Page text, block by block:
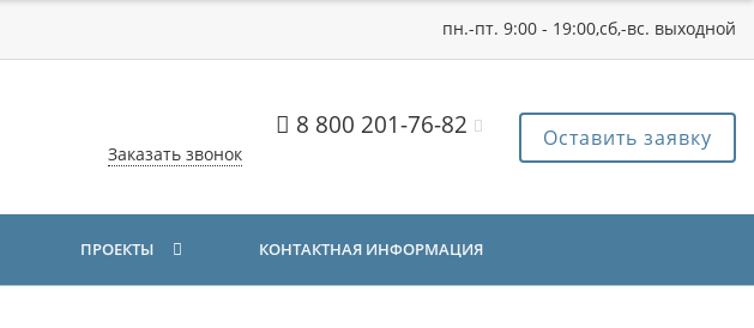
пн.-пт. 9:00 - 19:00,сб,-вс. выходной
8 800 201-76-82
Заказать звонок
Оставить заявку
ПРОЕКТЫ КОНТАКТНАЯ ИНФОРМАЦИЯ